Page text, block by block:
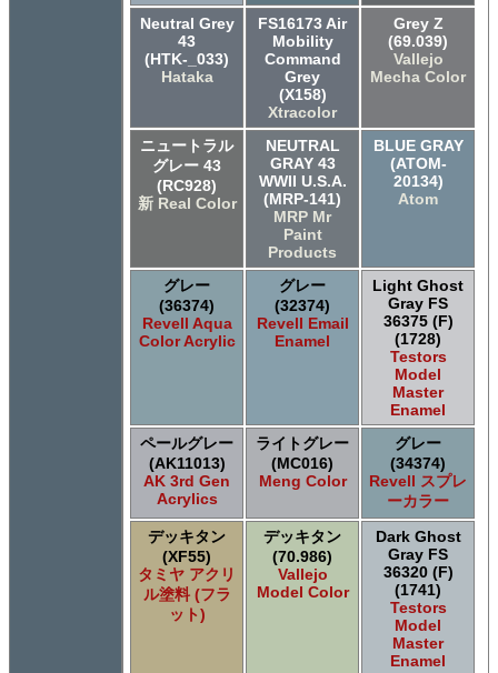
Neutral Grey
43
(HTK-_033)
Hataka
FS16173 Air
Mobility
Command
Grey
(X158)
Xtracolor
Grey Z
(69.039)
Vallejo
Mecha Color
ニュートラル
グレー 43
(RC928)
新 Real Color
NEUTRAL
GRAY 43
WWII U.S.A.
(MRP-141)
MRP Mr
Paint
Products
BLUE GRAY
(ATOM-
20134)
Atom
グレー
(36374)
Revell Aqua
Color Acrylic
グレー
(32374)
Revell Email
Enamel
Light Ghost
Gray FS
36375 (F)
(1728)
Testors
Model
Master
Enamel
ペールグレー
(AK11013)
AK 3rd Gen
Acrylics
ライトグレー
(MC016)
Meng Color
グレー
(34374)
Revell スプレ
ーカラー
デッキタン
(XF55)
タミヤ アクリ
ル塗料 (フラ
ット)
デッキタン
(70.986)
Vallejo
Model Color
Dark Ghost
Gray FS
36320 (F)
(1741)
Testors
Model
Master
Enamel